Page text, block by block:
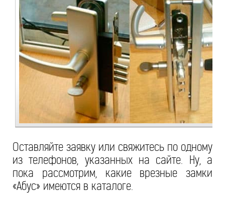
Оставляйте заявку или свяжитесь по одному
из телефонов, указанных на сайте. Ну, а
пока рассмотрим, какие врезные замки
«Абус» имеются в каталоге.